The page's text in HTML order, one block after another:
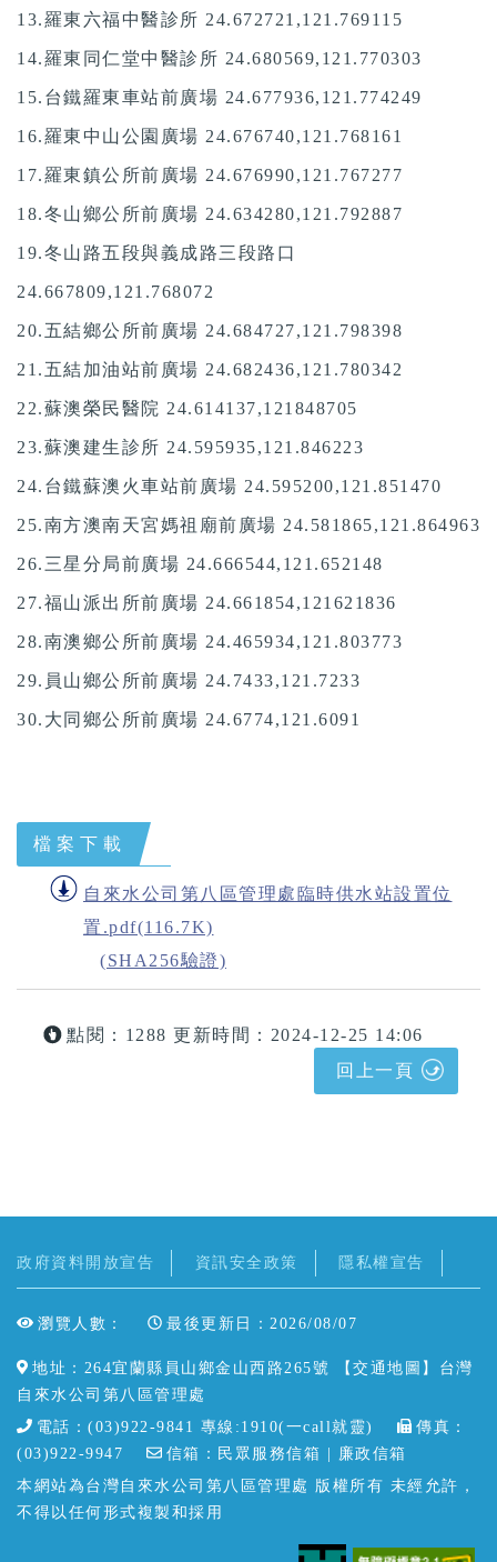
13.羅東六福中醫診所 24.672721,121.769115
14.羅東同仁堂中醫診所 24.680569,121.770303
15.台鐵羅東車站前廣場 24.677936,121.774249
16.羅東中山公園廣場 24.676740,121.768161
17.羅東鎮公所前廣場 24.676990,121.767277
18.冬山鄉公所前廣場 24.634280,121.792887
19.冬山路五段與義成路三段路口
24.667809,121.768072
20.五結鄉公所前廣場 24.684727,121.798398
21.五結加油站前廣場 24.682436,121.780342
22.蘇澳榮民醫院 24.614137,121848705
23.蘇澳建生診所 24.595935,121.846223
24.台鐵蘇澳火車站前廣場 24.595200,121.851470
25.南方澳南天宮媽祖廟前廣場 24.581865,121.864963
26.三星分局前廣場 24.666544,121.652148
27.福山派出所前廣場 24.661854,121621836
28.南澳鄉公所前廣場 24.465934,121.803773
29.員山鄉公所前廣場 24.7433,121.7233
30.大同鄉公所前廣場 24.6774,121.6091
檔案下載
自來水公司第八區管理處臨時供水站設置位
置.pdf(116.7K)
(SHA256驗證)
點閱：1288 更新時間：2024-12-25 14:06
回上一頁
政府資料開放宣告 資訊安全政策 隱私權宣告
瀏覽人數： 最後更新日：2026/08/07
地址：264宜蘭縣員山鄉金山西路265號 【交通地圖 】台灣
自來水公司第八區管理處
電話：(03)922-9841 專線:1910(一call就靈)
傳真：
(03)922-9947
信箱： 民眾服務信箱 | 廉政信箱
本網站為台灣自來水公司第八區管理處 版權所有 未經允許，
不得以任何形式複製和採用